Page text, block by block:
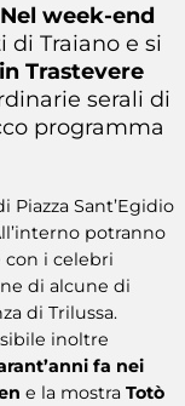
Nel week-end
di Traiano e si
Trastevere
serali di
programma
Sant’Egidio
potranno
con i celebri
di alcune di
di Trilussa.
inoltre
fa nei
e la mostra Totò